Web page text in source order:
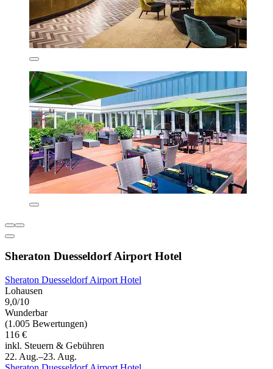
Sheraton Duesseldorf Airport Hotel
Sheraton Duesseldorf Airport Hotel
Lohausen
9,0/10
Wunderbar
(1.005 Bewertungen)
116 €
inkl. Steuern & Gebühren
22. Aug.–23. Aug.